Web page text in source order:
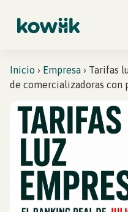
Inicio › Empresa › Tarifas
de comercializadoras con